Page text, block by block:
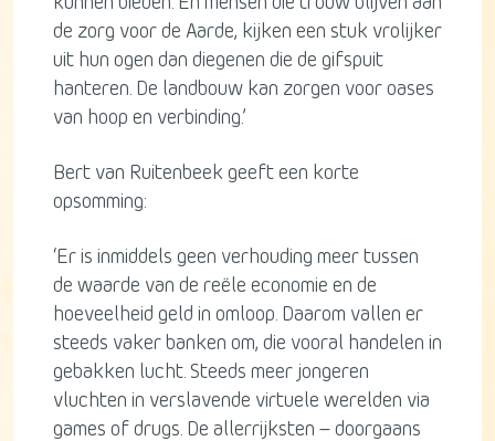
de zorg voor de Aarde, kijken een stuk vrolijker
uit hun ogen dan diegenen die de gifspuit
hanteren. De landbouw kan zorgen voor oases
van hoop en verbinding.’
Bert van Ruitenbeek geeft een korte
opsomming:
‘Er is inmiddels geen verhouding meer tussen
de waarde van de reële economie en de
hoeveelheid geld in omloop. Daarom vallen er
steeds vaker banken om, die vooral handelen in
gebakken lucht. Steeds meer jongeren
vluchten in verslavende virtuele werelden via
games of drugs. De allerrijksten – doorgaans